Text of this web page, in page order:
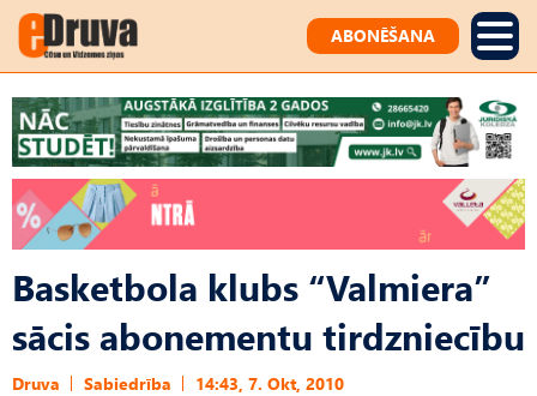
ABONĒŠANA
Basketbola klubs “Valmiera”
sācis abonementu tirdzniecību
Druva Sabiedrība 14:43, 7. Okt, 2010